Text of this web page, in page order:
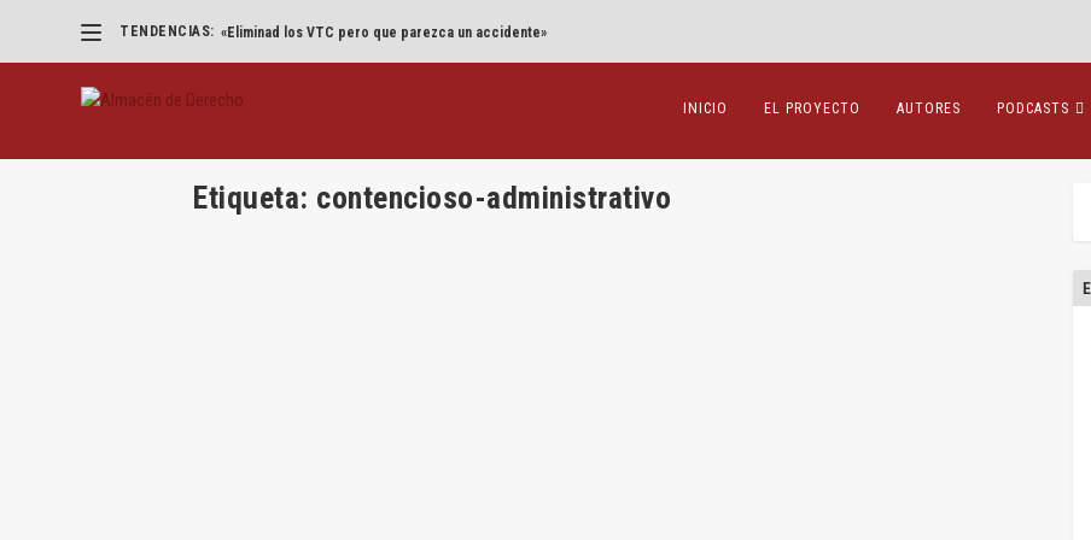
TENDENCIAS: «Eliminad los VTC pero que parezca un accidente»
INICIO EL PROYECTO AUTORES PODCASTS
Etiqueta: contencioso-administrativo